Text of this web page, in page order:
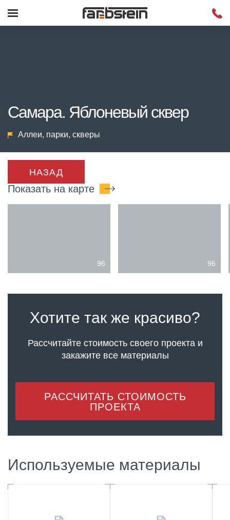
Самара. Яблоневый сквер
Аллеи, парки, скверы
НАЗАД
Показать на карте
96 96
Хотите так же красиво?
Рассчитайте стоимость своего проектаи
закажите все материалы
РАССЧИТАТЬ СТОИМОСТЬ
ПРОЕКТА
Используемые материалы